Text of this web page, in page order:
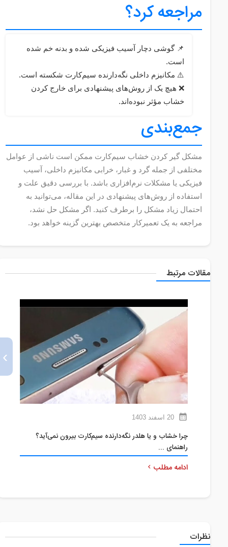
مراجعه کرد؟
📌 گوشی دچار آسیب فیزیکی شده و بدنه خم شده
است.
⚠️ مکانیزم داخلی نگه‌دارنده سیم‌کارت شکسته است.
❌ هیچ یک از روش‌های پیشنهادی برای خارج کردن
خشاب مؤثر نبوده‌اند.
جمع‌بندی
مشکل گیر کردن خشاب سیم‌کارت ممکن است ناشی از عوامل
مختلفی از جمله گرد و غبار، خرابی مکانیزم داخلی، آسیب
فیزیکی یا مشکلات نرم‌افزاری باشد. با بررسی دقیق علت و
استفاده از روش‌های پیشنهادی در این مقاله، می‌توانید به
احتمال زیاد مشکل را برطرف کنید. اگر مشکل حل نشد،
مراجعه به یک تعمیرکار متخصص بهترین گزینه خواهد بود.
مقالات مرتبط
20 اسفند 1403
چرا خشاب و یا هلدر نگه‌دارنده سیم‌کارت بیرون نمی‌آید؟
راهنمای ...
ادامه مطلب
نظرات